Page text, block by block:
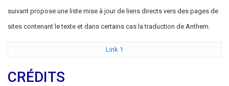
suivant propose une liste mise à jour de liens directs vers des pages de
sites contenant le texte et dans certains cas la traduction de Anthem.
Link 1
CRÉDITS